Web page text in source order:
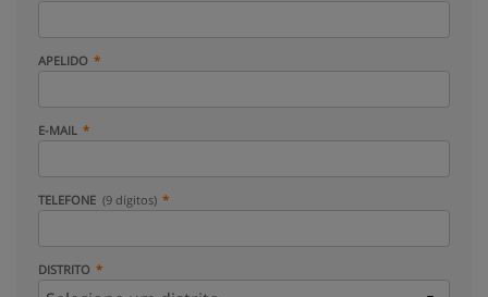
APELIDO
E-MAIL
TELEFONE (9 dígitos)
DISTRITO